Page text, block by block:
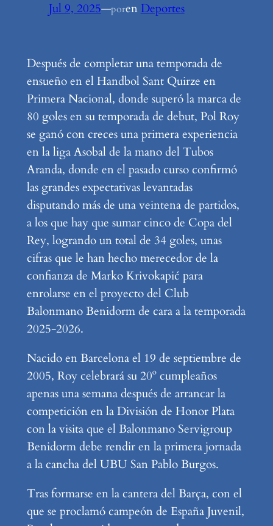
Jul 9, 2025—porenDeportes
Después de completar una temporada de
ensueño en el Handbol Sant Quirze en
Primera Nacional, donde superó la marca de
80 goles en su temporada de debut, Pol Roy
se ganó con creces una primera experiencia
en la liga Asobal de la mano del Tubos
Aranda, donde en el pasado curso confirmó
las grandes expectativas levantadas
disputando más de una veintena de partidos,
a los que hay que sumar cinco de Copa del
Rey, logrando un total de 34 goles, unas
cifras que le han hecho merecedor de la
confianza de Marko Krivokapić para
enrolarse en el proyecto del Club
Balonmano Benidorm de cara a la temporada
2025-2026.
Nacido en Barcelona el 19 de septiembre de
2005, Roy celebrará su 20º cumpleaños
apenas una semana después de arrancar la
competición en la División de Honor Plata
con la visita que el Balonmano Servigroup
Benidorm debe rendir en la primera jornada
a la cancha del UBU San Pablo Burgos.
Tras formarse en la cantera del Barça, con el
que se proclamó campeón de España Juvenil,